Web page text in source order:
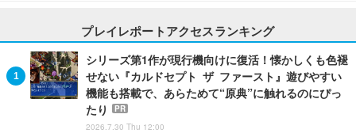
プレイレポートアクセスランキング
シリーズ第1作が現行機向けに復活！懐かしくも色褪
せない『カルドセプト ザ ファースト』遊びやすい
機能も搭載で、あらためて“原典”に触れるのにぴっ
たり
PR
2026.7.30 Thu 12:00